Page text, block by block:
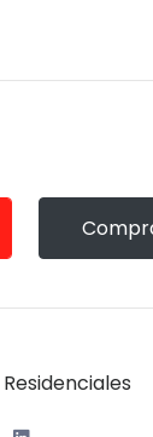
Residenciales